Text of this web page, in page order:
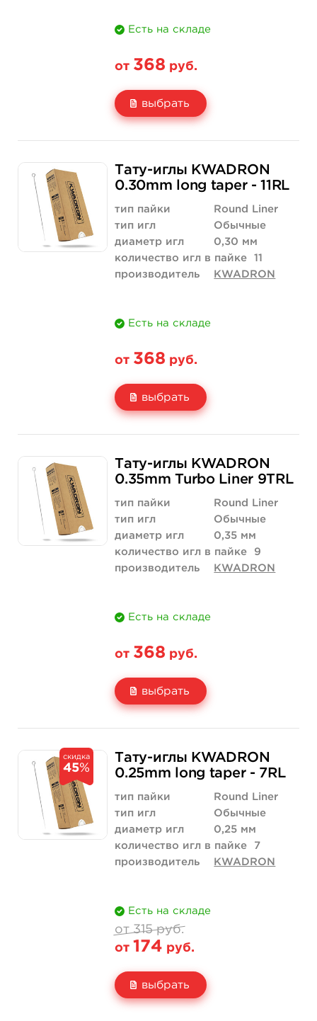
Есть на складе
от 368 руб.
выбрать
Цена
Количество
368 руб.
купить
3 500 руб.
купить
Тату-иглы KWADRON
0.30mm long taper - 11RL
тип пайки
Round Liner
тип игл
Обычные
диаметр игл
0,30 мм
количество игл в пайке
11
производитель
KWADRON
Есть на складе
от 368 руб.
выбрать
Цена
Количество
368 руб.
купить
736 руб.
купить
Тату-иглы KWADRON
0.35mm Turbo Liner 9TRL
тип пайки
Round Liner
тип игл
Обычные
диаметр игл
0,35 мм
количество игл в пайке
9
производитель
KWADRON
Есть на складе
от 368 руб.
выбрать
Цена
Количество
368 руб.
купить
3 500 руб.
нет на складе
скидка
45%
Тату-иглы KWADRON
0.25mm long taper - 7RL
тип пайки
Round Liner
тип игл
Обычные
диаметр игл
0,25 мм
количество игл в пайке
7
производитель
KWADRON
Есть на складе
от 315 руб.
от 174 руб.
выбрать